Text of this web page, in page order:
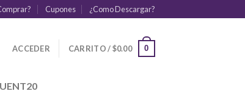
Cupones ¿Como Descargar?
ACCEDER CARRITO /$0.00 0